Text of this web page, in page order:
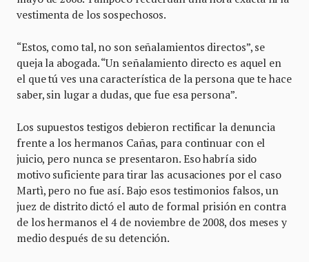
vestimenta de los sospechosos.
“Estos, como tal, no son señalamientos directos”, se
queja la abogada. “Un señalamiento directo es aquel en
el que tú ves una característica de la persona que te hace
saber, sin lugar a dudas, que fue esa persona”.
Los supuestos testigos debieron rectificar la denuncia
frente a los hermanos Cañas, para continuar con el
juicio, pero nunca se presentaron. Eso habría sido
motivo suficiente para tirar las acusaciones por el caso
Martì, pero no fue así. Bajo esos testimonios falsos, un
juez de distrito dictó el auto de formal prisión en contra
de los hermanos el 4 de noviembre de 2008, dos meses y
medio después de su detención.